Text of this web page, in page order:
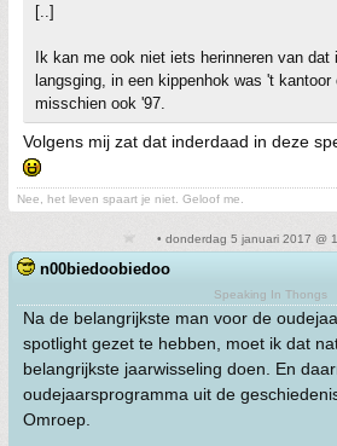
[..]
Ik kan me ook niet iets herinneren van dat
langsging, in een kippenhok was 't
misschien ook '97.
Volgens mij zat dat inderdaad in deze
Nee, het leven spaart je niet. Geloof me.
• donderdag 5 januari 2017 @
n00biedoobiedoo
Speaking In Thongs
Na de belangrijkste man voor de
spotlight gezet te hebben, moet ik dat
belangrijkste jaarwisseling doen. En
oudejaarsprogramma uit de
Omroep.